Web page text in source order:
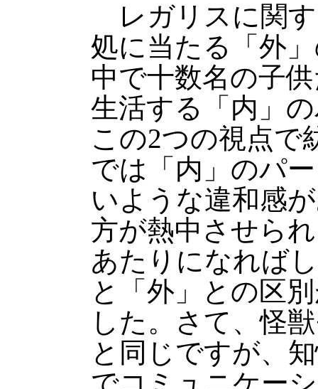
レガリスに関
処に当たる「外
中で十数名の子
生活する「内」
この2つの視点で
では「内」のパ
いような違和感
方が熱中させら
あたりになれば
と「外」との区
した。さて、怪
と同じですが、